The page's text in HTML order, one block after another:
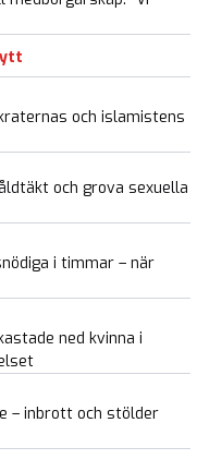
och islamistens
och grova sexuella
i timmar – när
ned kvinna i
– inbrott och stölder